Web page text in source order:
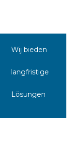
Wij bieden
langfristige
Lösungen